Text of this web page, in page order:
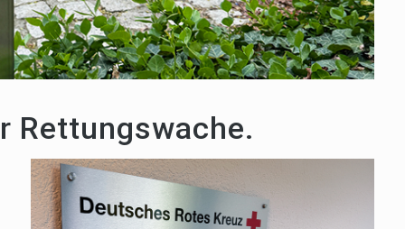
Rettungswache.